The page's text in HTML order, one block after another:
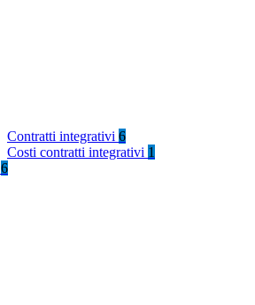
Contratti integrativi 6
Costi contratti integrativi 1
6